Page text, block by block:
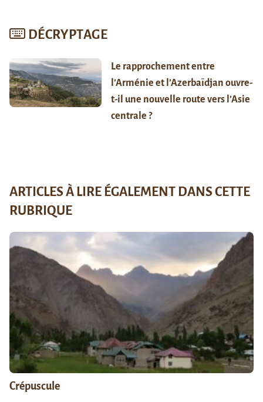
DÉCRYPTAGE
Le rapprochement entre
l’Arménie et l’Azerbaïdjan ouvre-
t-il une nouvelle route vers l’Asie
centrale ?
ARTICLES À LIRE ÉGALEMENT DANS CETTE
RUBRIQUE
Crépuscule